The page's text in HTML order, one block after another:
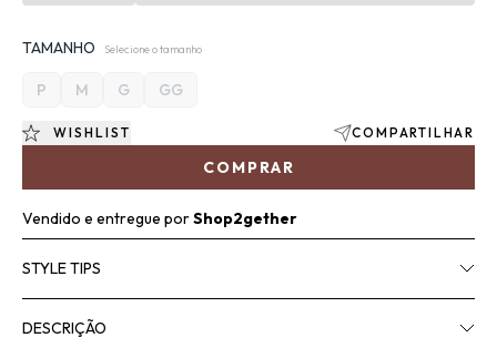
TAMANHO Selecione o tamanho
P M G GG
COMPRAR
WISHLIST COMPARTILHAR
Vendido e entregue porShop2gether
STYLE TIPS
DESCRIÇÃO